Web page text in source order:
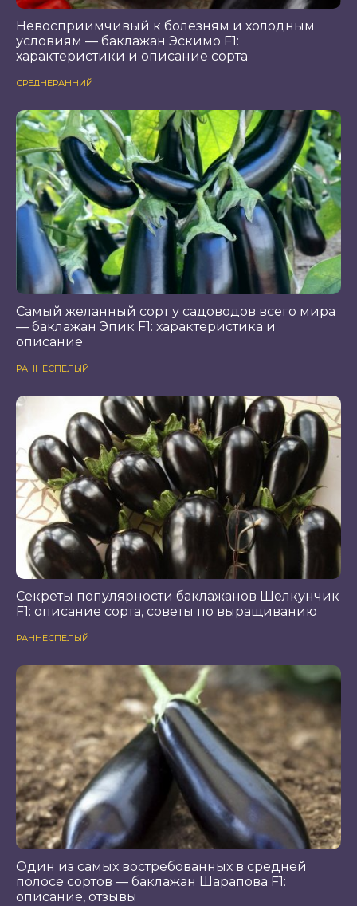
Невосприимчивый к болезням и холодным
условиям — баклажан Эскимо F1:
характеристики и описание сорта
СРЕДНЕРАННИЙ
Самый желанный сорт у садоводов всего мира
— баклажан Эпик F1: характеристика и
описание
РАННЕСПЕЛЫЙ
Секреты популярности баклажанов Щелкунчик
F1: описание сорта, советы по выращиванию
РАННЕСПЕЛЫЙ
Один из самых востребованных в средней
полосе сортов — баклажан Шарапова F1:
описание, отзывы